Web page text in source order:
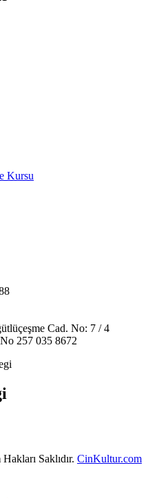
Kursu
Cad. No: 7 / 4
257 035 8672
Saklıdır. CinKultur.com